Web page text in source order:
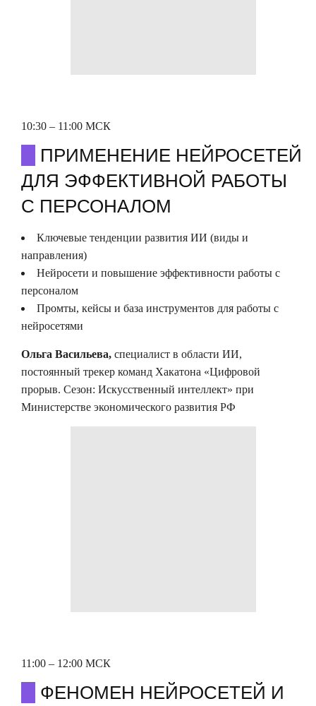
10:30 – 11:00 МСК
ПРИМЕНЕНИЕ НЕЙРОСЕТЕЙ
ДЛЯ ЭФФЕКТИВНОЙ РАБОТЫ
С ПЕРСОНАЛОМ
Ключевые тенденции развития ИИ (виды и
направления)
Нейросети и повышение эффективности работы с
персоналом
Промты, кейсы и база инструментов для работы с
нейросетями
Ольга Васильева, специалист в области ИИ,
постоянный трекер команд Хакатона «Цифровой
прорыв. Сезон: Искусственный интеллект» при
Министерстве экономического развития РФ
11:00 – 12:00 МСК
ФЕНОМЕН НЕЙРОСЕТЕЙ И